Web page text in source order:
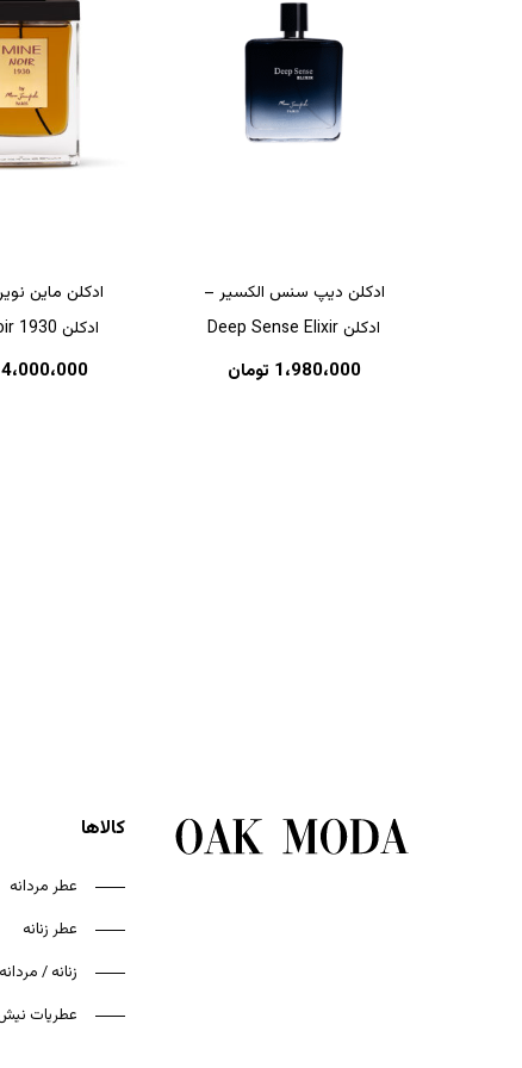
ادکلن دیپ سنس الکسیر –
ادکلن Deep Sense Elixir
1،980،000 تومان
ادکلن Mine Noir 1930
4،000،000
کالاها
عطر مردانه
عطر زنانه
زنانه / مردانه
عطریات